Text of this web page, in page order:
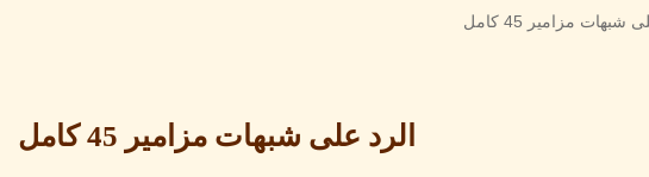
شبهات مزامير 45 كامل
الرد على شبهات مزامير 45 كامل